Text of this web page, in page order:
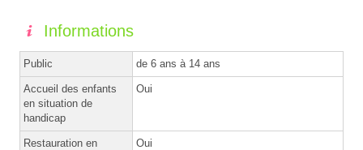
Informations
Public de 6 ans à 14 ans
Accueil des enfants
en situation de
handicap
Oui
Restauration en
Oui